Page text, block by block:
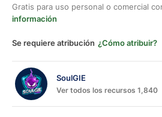
Gratis para uso personal o comercial
información
Se requiere atribución ¿Cómo atribuir?
SoulGIE
Ver todos los recursos 1,840